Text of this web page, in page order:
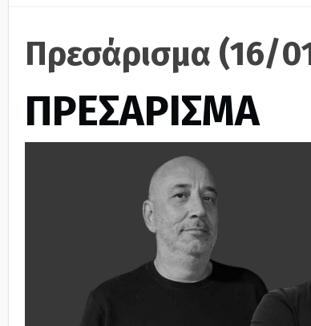
Πρεσάρισμα (16/
ΠΡΕΣΑΡΙΣΜΑ